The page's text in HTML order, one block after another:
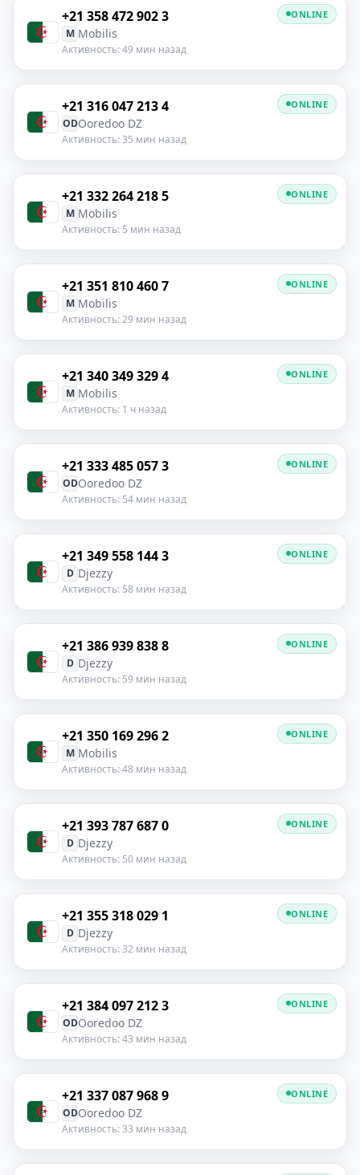
+21 358 472 902 3
M Mobilis
Активность: 49 мин назад
ONLINE
+21 316 047 213 4
ODOoredoo DZ
Активность: 35 мин назад
ONLINE
+21 332 264 218 5
M Mobilis
Активность: 5 мин назад
ONLINE
+21 351 810 460 7
M Mobilis
Активность: 29 мин назад
ONLINE
+21 340 349 329 4
M Mobilis
Активность: 1 ч назад
ONLINE
+21 333 485 057 3
ODOoredoo DZ
Активность: 54 мин назад
ONLINE
+21 349 558 144 3
D Djezzy
Активность: 58 мин назад
ONLINE
+21 386 939 838 8
D Djezzy
Активность: 59 мин назад
ONLINE
+21 350 169 296 2
M Mobilis
Активность: 48 мин назад
ONLINE
+21 393 787 687 0
D Djezzy
Активность: 50 мин назад
ONLINE
+21 355 318 029 1
D Djezzy
Активность: 32 мин назад
ONLINE
+21 384 097 212 3
ODOoredoo DZ
Активность: 43 мин назад
ONLINE
+21 337 087 968 9
ODOoredoo DZ
Активность: 33 мин назад
ONLINE